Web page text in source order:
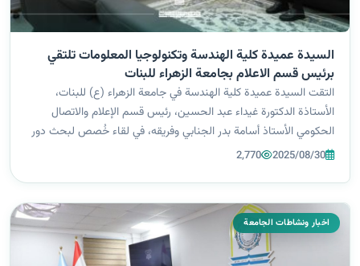
السيدة عميدة كلية الهندسة وتكنولوجيا المعلومات تلتقي
برئيس قسم الاعلام بجامعة الزهراء للبنات
التقت السيدة عميدة كلية الهندسة في جامعة الزهراء (ع) للبنات،
الأستاذة الدكتورة غيداء عبد الحسين، رئيس قسم الإعلام والاتصال
الحكومي الأستاذ أسامة بدر الجنابي وفريقه، في لقاء خُصص لبحث دور
الإعلام في إبراز نشاطات الكلية واستعداداتها لموسم التسجيل. اللقاء ركّز
2025/08/30
2,770
اخبار ونشاطات الجامعة